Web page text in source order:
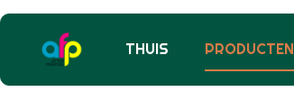
THUIS PRODUCTEN